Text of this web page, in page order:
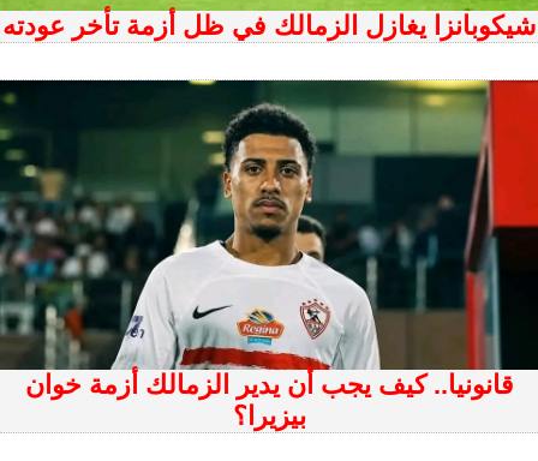
شيكوبانزا يغازل الزمالك في ظل أزمة تأخر عودته
قانونيا.. كيف يجب أن يدير الزمالك أزمة خوان
بيزيرا؟